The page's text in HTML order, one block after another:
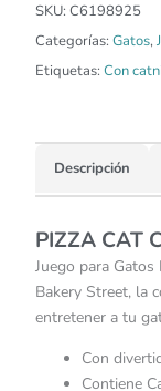
SKU: C6198925
Categorías: Gatos,
Etiquetas: Con
Descripción
PIZZA CAT
Juego para
Bakery Street, la
entretener a tu
Con
Contiene